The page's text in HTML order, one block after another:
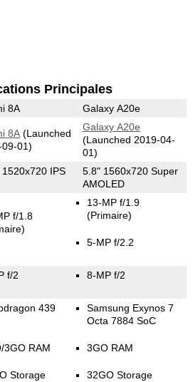
Principales
8A Galaxy A20e
8A(Launched
09-01)
Galaxy A20e
(Launched 2019-04-
01)
IPS
5.8" 1560x720 Super
AMOLED
f/1.8
13-MP f/1.9
(Primaire)
5-MP f/2.2
f/2 8-MP f/2
439
3GO RAM
Storage
Samsung Exynos 7
Octa 7884 SoC
3GO RAM
32GO Storage